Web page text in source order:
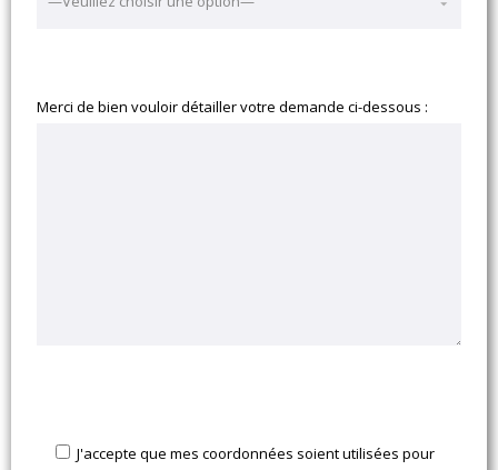
Merci de bien vouloir détailler votre demande ci-dessous :
J'accepte que mes coordonnées soient utilisées pour